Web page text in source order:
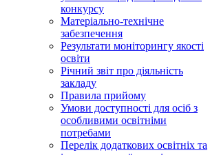
конкурсу
Матеріально-технічне
забезпечення
Результати моніторингу якості
освіти
Річний звіт про діяльність
закладу
Правила прийому
Умови доступності для осіб з
особливими освітніми
потребами
Перелік додаткових освітніх та